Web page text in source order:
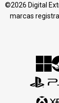
©2026 Digital
marcas